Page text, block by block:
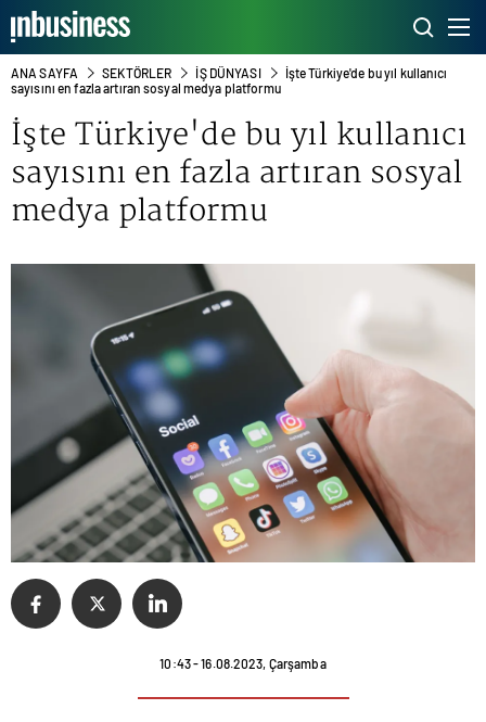
ANA SAYFA SEKTÖRLER İŞ DÜNYASI
İşte Türkiye'de bu yıl kullanıcı
sayısını en fazla artıran sosyal medya platformu
İşte Türkiye'de bu yıl kullanıcı
sayısını en fazla artıran sosyal
medya platformu
10:43 - 16.08.2023, Çarşamba